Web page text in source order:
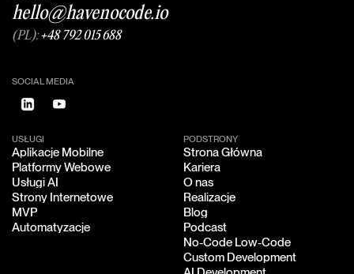
hello@havenocode.io
(PL):+48 792 015 688
SOCIAL MEDIA
USŁUGI
Aplikacje Mobilne
Aplikacje Mobilne
Platformy Webowe
Platformy Webowe
Usługi AI
Usługi AI
Strony Internetowe
Strony Internetowe
MVP
MVP
Automatyzacje
PODSTRONY
Strona Główna
Strona Główna
Kariera
Kariera
O nas
O nas
Realizacje
Realizacje
Blog
Blog
Podcast
Podcast
No-Code Low-Code
No-Code Low-Code
Custom Development
Custom Development